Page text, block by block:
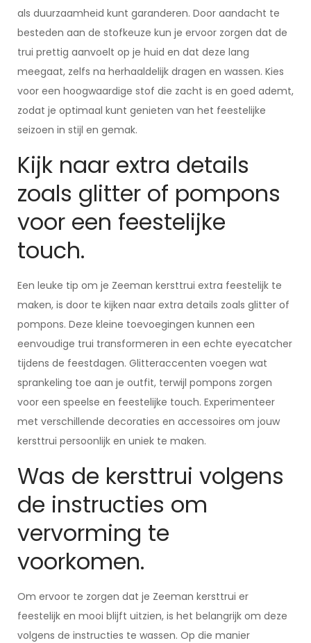
als duurzaamheid kunt garanderen. Door aandacht te
besteden aan de stofkeuze kun je ervoor zorgen dat de
trui prettig aanvoelt op je huid en dat deze lang
meegaat, zelfs na herhaaldelijk dragen en wassen. Kies
voor een hoogwaardige stof die zacht is en goed ademt,
zodat je optimaal kunt genieten van het feestelijke
seizoen in stijl en gemak.
Kijk naar extra details
zoals glitter of pompons
voor een feestelijke
touch.
Een leuke tip om je Zeeman kersttrui extra feestelijk te
maken, is door te kijken naar extra details zoals glitter of
pompons. Deze kleine toevoegingen kunnen een
eenvoudige trui transformeren in een echte eyecatcher
tijdens de feestdagen. Glitteraccenten voegen wat
sprankeling toe aan je outfit, terwijl pompons zorgen
voor een speelse en feestelijke touch. Experimenteer
met verschillende decoraties en accessoires om jouw
kersttrui persoonlijk en uniek te maken.
Was de kersttrui volgens
de instructies om
vervorming te
voorkomen.
Om ervoor te zorgen dat je Zeeman kersttrui er
feestelijk en mooi blijft uitzien, is het belangrijk om deze
volgens de instructies te wassen. Op die manier